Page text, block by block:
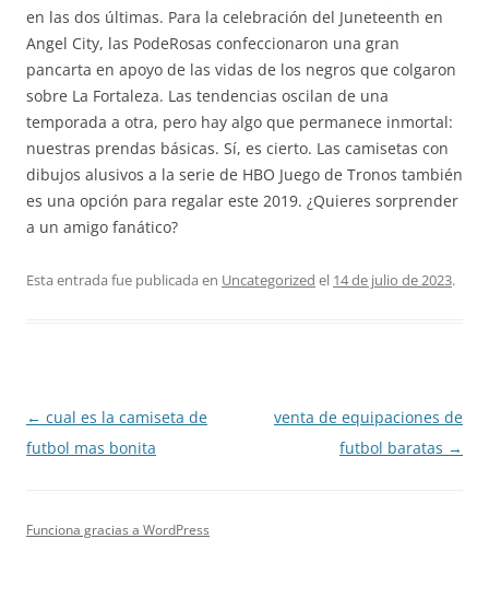
en las dos últimas. Para la celebración del Juneteenth en
Angel City, las PodeRosas confeccionaron una gran
pancarta en apoyo de las vidas de los negros que colgaron
sobre La Fortaleza. Las tendencias oscilan de una
temporada a otra, pero hay algo que permanece inmortal:
nuestras prendas básicas. Sí, es cierto. Las camisetas con
dibujos alusivos a la serie de HBO Juego de Tronos también
es una opción para regalar este 2019. ¿Quieres sorprender
a un amigo fanático?
Esta entrada fue publicada en Uncategorized el 14 de julio de 2023.
Navegación
de
← cual es la camiseta de
futbol mas bonita
venta de equipaciones de
futbol baratas →
Funciona gracias a WordPress